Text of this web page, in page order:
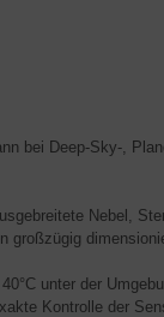
bei Deep-Sky-,
Nebel,
unter der
Kontrolle der